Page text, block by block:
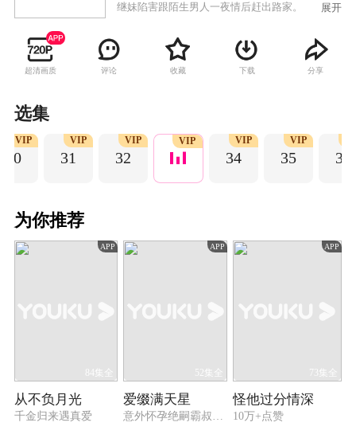
继妹陷害跟陌生男人一夜情后赶出路家。
展开
超清画质 评论 收藏 下载 分享
选集
30
VIP
31
VIP
32
VIP VIP
34
VIP
35
VIP
36
为你推荐
APP
84集全
从不负月光
千金归来遇真爱
APP
52集全
爱缀满天星
意外怀孕绝嗣霸叔宠上天
APP
73集全
怪他过分情深
10万+点赞